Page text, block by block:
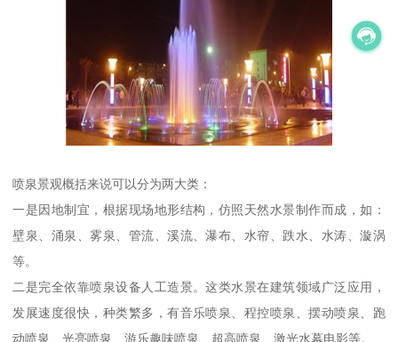
喷泉景观概括来说可以分为两大类：
一是因地制宜，根据现场地形结构，仿照天然水景制作而成，如：
壁泉、涌泉、雾泉、管流、溪流、瀑布、水帘、跌水、水涛、漩涡
等。
二是完全依靠喷泉设备人工造景。这类水景在建筑领域广泛应用，
发展速度很快，种类繁多，有音乐喷泉、程控喷泉、摆动喷泉、跑
动喷泉、光亮喷泉、游乐趣味喷泉、超高喷泉、激光水幕电影等。